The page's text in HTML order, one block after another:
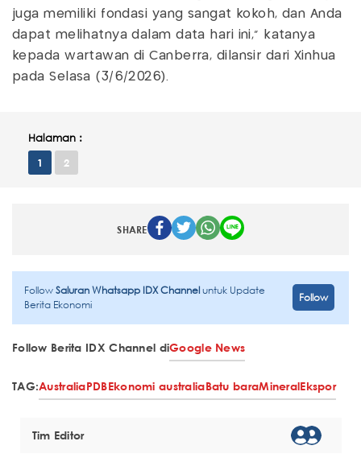
juga memiliki fondasi yang sangat kokoh, dan Anda
dapat melihatnya dalam data hari ini," katanya
kepada wartawan di Canberra, dilansir dari Xinhua
pada Selasa (3/6/2026).
Halaman :
1 2
SHARE
FollowSaluran Whatsapp IDX Channeluntuk Update
Berita Ekonomi
Follow
Follow Berita IDX Channel diGoogle News
TAG:AustraliaPDBEkonomi australiaBatu baraMineralEkspor
Tim Editor